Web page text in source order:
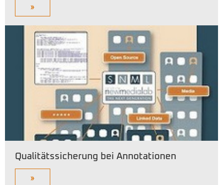
»
Qualitätssicherung bei Annotationen
»